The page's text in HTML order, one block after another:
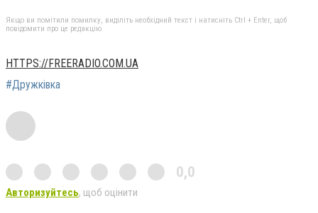
Якщо ви помітили помилку, виділіть необхідний текст і натисніть Ctrl + Enter, щоб
повідомити про це редакцію
HTTPS://FREERADIO.COM.UA
#Дружківка
0,0
Авторизуйтесь, щоб оцінити